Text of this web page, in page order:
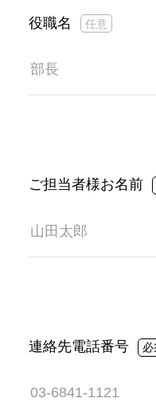
役職名
ご担当者様お名前
連絡先電話番号